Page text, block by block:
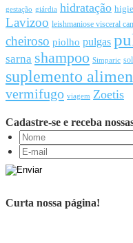
gestação giárdia hidratação
Lavizoo leishmaniose visceral
cheiroso piolho pulgas
sarna shampoo Simparic
suplemento
vermifugo viagem Zoetis
Cadastre-se e receba
Curta nossa página!